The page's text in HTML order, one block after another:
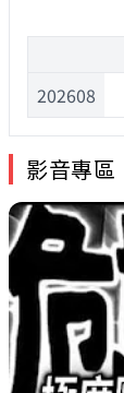
202608
影音專區